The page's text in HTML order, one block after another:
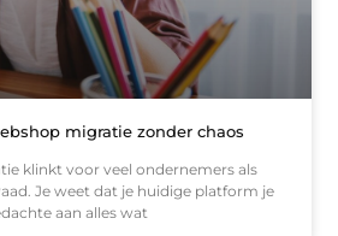
migratie zonder chaos
klinkt voor veel ondernemers als
Je weet dat je huidige platform je
aan alles wat